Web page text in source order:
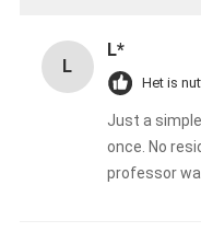
L
L*
Het is
Just a
once. No
professor